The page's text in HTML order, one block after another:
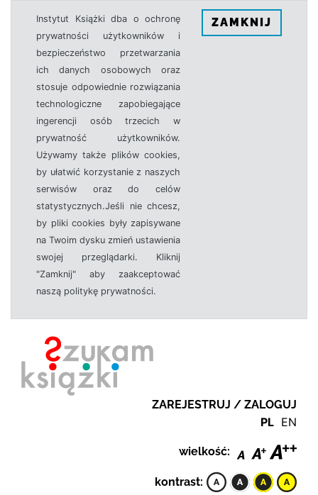
Instytut Książki dba o ochronę
prywatności użytkowników i
bezpieczeństwo przetwarzania
ich danych osobowych oraz
stosuje odpowiednie rozwiązania
technologiczne zapobiegające
ingerencji osób trzecich w
prywatność użytkowników.
Używamy także plików cookies,
by ułatwić korzystanie z naszych
serwisów oraz do celów
statystycznych.Jeśli nie chcesz,
by pliki cookies były zapisywane
na Twoim dysku zmień ustawienia
swojej przeglądarki. Kliknij
"Zamknij" aby zaakceptować
naszą politykę prywatności.
ZAMKNIJ
ZAREJESTRUJ / ZALOGUJ
PL EN
wielkość:
kontrast: